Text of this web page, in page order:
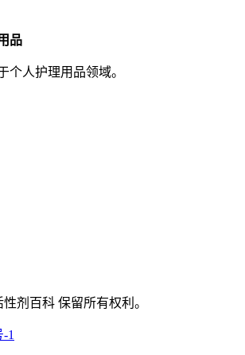
品
个人护理用品领域。
剂百科 保留所有权利。
-1